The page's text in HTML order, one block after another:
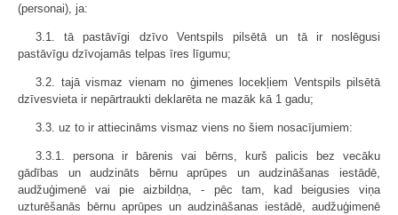
(personai), ja:
3.1. tā pastāvīgi dzīvo Ventspils pilsētā un tā ir noslēgusi
pastāvīgu dzīvojamās telpas īres līgumu;
3.2. tajā vismaz vienam no ģimenes locekļiem Ventspils pilsētā
dzīvesvieta ir nepārtraukti deklarēta ne mazāk kā 1 gadu;
3.3. uz to ir attiecināms vismaz viens no šiem nosacījumiem:
3.3.1. persona ir bārenis vai bērns, kurš palicis bez vecāku
gādības un audzināts bērnu aprūpes un audzināšanas iestādē,
audžuģimenē vai pie aizbildņa, - pēc tam, kad beigusies viņa
uzturēšanās bērnu aprūpes un audzināšanas iestādē, audžuģimenē